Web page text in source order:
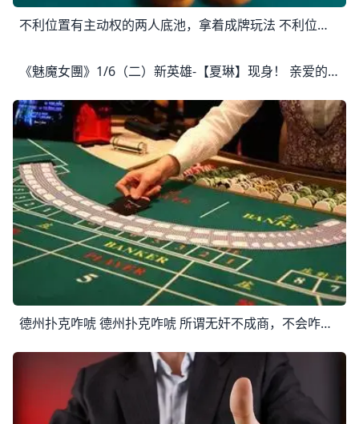
不利位置有主动权的两人底池，拿着成牌玩法 不利位置有主动权的两人底池，拿着成牌玩法 如果你在翻牌拿着成牌下注，而转牌的牌面没有发生变化时；或者拿着听牌下注，而转牌听牌成牌时，会进入这样
《魅魔女團》1/6（二）新英雄-【夏琳】现身！ 亲爱的冒险者： 为了让冒险者们有更好的游戏体验， 我们将于 2026/01/06（二）09:00 ~ 12:00（UTC+8） 进行线上更新。 维护期间将
德州扑克咋唬 德州扑克咋唬 所谓无奸不成商，不会咋唬也很难玩好德州扑克。无论何种扑克游戏，咋唬从来都是永恒的主色调，一个从来不咋唬的玩家是最容易被击败的。 我